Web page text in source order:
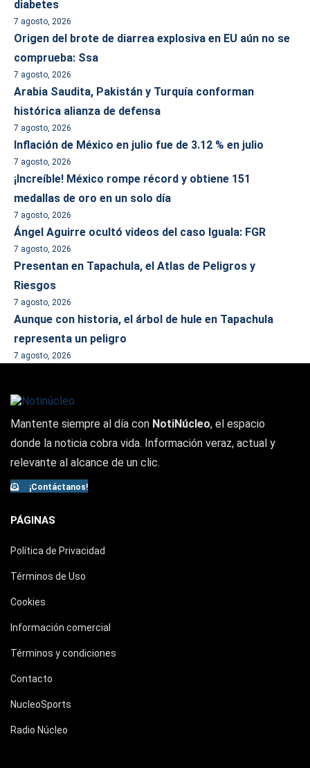
diabetes
7 agosto, 2026
Origen del brote de diarrea explosiva en EU aún no se
comprueba: Ssa
7 agosto, 2026
Arabia Saudita, Pakistán y Turquía conforman
histórica alianza de defensa
7 agosto, 2026
Inflación de México en julio fue de 3.12 % en julio
7 agosto, 2026
¡Increíble! México rompe récord y obtiene 151
medallas de oro en un solo día
7 agosto, 2026
Ángel Aguirre ocultó videos del caso Iguala: FGR
7 agosto, 2026
Presentan en Tapachula, el Atlas de Peligros y
Riesgos
7 agosto, 2026
Aunque con historia, el árbol de hule en Tapachula
representa un peligro
7 agosto, 2026
Mantente siempre al día con NotiNúcleo, el espacio
donde la noticia cobra vida. Información veraz, actual y
relevante al alcance de un clic.
¡Contáctanos!
PÁGINAS
Política de Privacidad
Términos de Uso
Cookies
Información comercial
Términos y condiciones
Contacto
NucleoSports
Radio Núcleo